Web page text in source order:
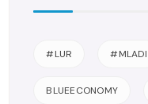
#LUR #MLADI
BLUEECONOMY